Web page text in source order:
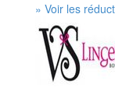
» Voir les